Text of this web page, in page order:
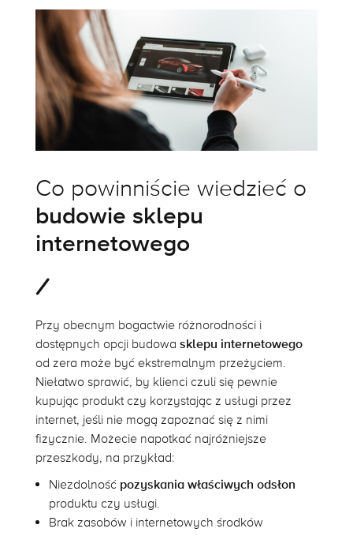
Co powinniście wiedzieć o
budowie sklepu
internetowego
Przy obecnym bogactwie różnorodności i
dostępnych opcji budowa sklepu internetowego
od zera może być ekstremalnym przeżyciem.
Niełatwo sprawić, by klienci czuli się pewnie
kupując produkt czy korzystając z usługi przez
internet, jeśli nie mogą zapoznać się z nimi
fizycznie. Możecie napotkać najróżniejsze
przeszkody, na przykład:
Niezdolność pozyskania właściwych odsłon
produktu czy usługi.
Brak zasobów i internetowych środków